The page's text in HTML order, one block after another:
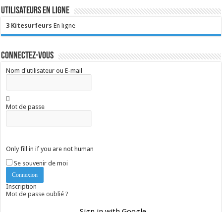
Utilisateurs en ligne
3 Kitesurfeurs En ligne
Connectez-vous
Nom d'utilisateur ou E-mail
Mot de passe
Only fill in if you are not human
Se souvenir de moi
Inscription
Mot de passe oublié ?